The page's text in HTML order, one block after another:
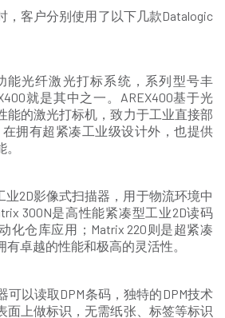
，客户分别使用了以下几款Datalogic
能光纤激光打标系统，系列型号丰
就是其中之一。AREX400基于光
能的激光打标机，致力于工业直接部
在拥有超紧凑工业级设计外，也提供
业2D影像式扫描器，用于物流环境中
300N是高性能紧凑型工业2D读码
化仓库应用；Matrix 220则是超紧凑
卓越的性能和极高的灵活性。
可以读取DPM条码，独特的DPM技术
面上做标识，无需纸张、标签等标识